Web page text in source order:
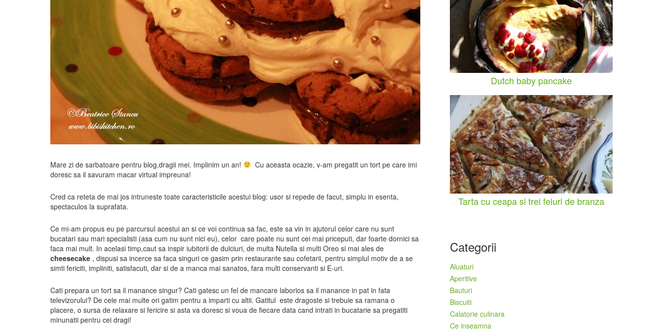
Mare zi de sarbatoare pentru blog,dragii mei. Implinim un an!
Cu aceasta ocazie, v-am pregatit un tort pe care imi
doresc sa il savuram macar virtual impreuna!
Cred ca reteta de mai jos intruneste toate caracteristicile acestui blog: usor si repede de facut, simplu in esenta,
spectaculos la suprafata.
Ce mi-am propus eu pe parcursul acestui an si ce voi continua sa fac, este sa vin in ajutorul celor care nu sunt
bucatari sau mari specialisti (asa cum nu sunt nici eu), celor care poate nu sunt cei mai priceputi, dar foarte dornici sa
faca mai mult. In acelasi timp,caut sa inspir iubitorii de dulciuri, de multa Nutella si multi Oreo si mai ales de
cheesecake , dispusi sa incerce sa faca singuri ce gasim prin restaurante sau cofetarii, pentru simplul motiv de a se
simti fericiti, impliniti, satisfacuti, dar si de a manca mai sanatos, fara multi conservanti si E-uri.
Cati prepara un tort sa il manance singur? Cati gatesc un fel de mancare laborios sa il manance in pat in fata
televizorului? De cele mai multe ori gatim pentru a imparti cu altii. Gatitul este dragoste si trebuie sa ramana o
placere, o sursa de relaxare si fericire si asta va doresc si voua de fiecare data cand intrati in bucatarie sa pregatiti
minunatii pentru cei dragi!
Dutch baby pancake
Tarta cu ceapa si trei feluri de branza
Categorii
Aluaturi
Aperitive
Bauturi
Biscuiti
Calatorie culinara
Ce inseamna